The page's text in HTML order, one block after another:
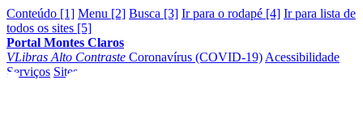
Conteúdo [1] Menu [2] Busca [3] Ir para o rodapé [4] Ir para lista de
todos os sites [5]
Portal Montes Claros
VLibras Alto Contraste Coronavírus (COVID-19) Acessibilidade
Serviços Sites